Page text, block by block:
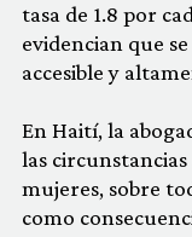
tasa de 1.8 por
evidencian que
accesible y
En Haití, la
las
mujeres, sobre
como